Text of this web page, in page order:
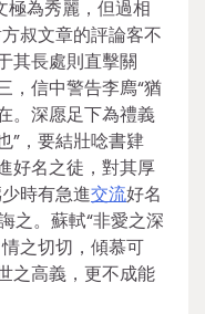
極為秀麗，但過相
叔文章的評論客不
其長處則直擊關
，信中警告李廌“猶
。深愿足下為禮義
”，要結壯唸書肄
好名之徒，對其厚
時有急進交流好名
之。蘇軾“非愛之深
之切切，傾慕可
之高義，更不成能